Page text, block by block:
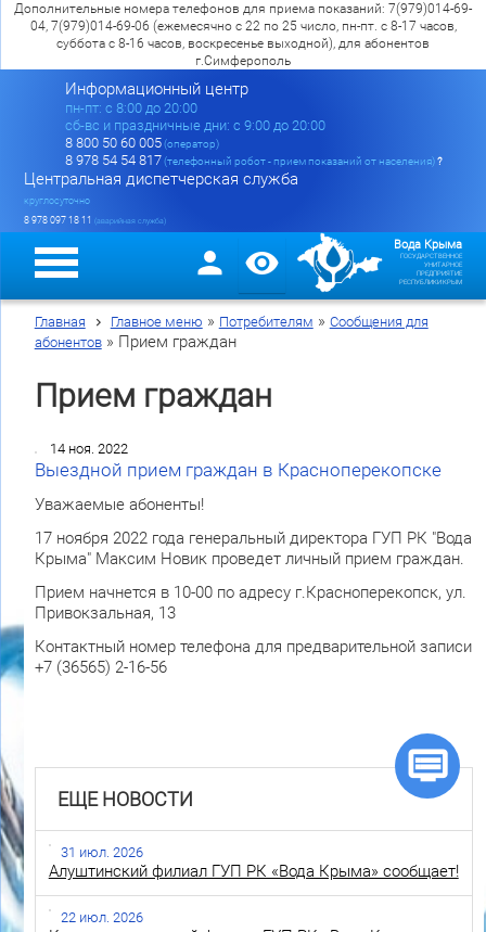
Дополнительные номера телефонов для приема показаний: 7(979)014-69-
04, 7(979)014-69-06 (ежемесячно с 22 по 25 число, пн-пт. с 8-17 часов,
суббота с 8-16 часов, воскресенье выходной), для абонентов
г.Симферополь
Информационный центр
пн-пт: c 8:00 до 20:00
сб-вс и праздничные дни: с 9:00 до 20:00
8 800 50 60 005(оператор)
8 978 54 54 817(телефонный робот - прием показаний от населения)?
Центральная диспетчерская служба
круглосуточно
8 978 097 18 11 (аварийная служба)
Вода Крыма
ГОСУДАРСТВЕННОЕ
УНИТАРНОЕ
ПРЕДПРИЯТИЕ
РЕСПУБЛИКИ КРЫМ
Главная Главное меню » Потребителям » Сообщения для
абонентов» Прием граждан
Прием граждан
14 ноя. 2022
Выездной прием граждан в Красноперекопске
Уважаемые абоненты!
17 ноября 2022 года генеральный директора ГУП РК "Вода
Крыма" Максим Новик проведет личный прием граждан.
Прием начнется в 10-00 по адресу г.Красноперекопск, ул.
Привокзальная, 13
Контактный номер телефона для предварительной записи
+7 (36565) 2-16-56
ЕЩЕ НОВОСТИ
31 июл. 2026
Алуштинский филиал ГУП РК «Вода Крыма» сообщает!
22 июл. 2026